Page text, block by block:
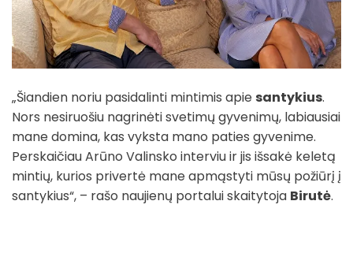
„Šiandien noriu pasidalinti mintimis apie santykius.
Nors nesiruošiu nagrinėti svetimų gyvenimų, labiausiai
mane domina, kas vyksta mano paties gyvenime.
Perskaičiau Arūno Valinsko interviu ir jis išsakė keletą
mintių, kurios privertė mane apmąstyti mūsų požiūrį į
santykius“, – rašo naujienų portalui skaitytoja Birutė.